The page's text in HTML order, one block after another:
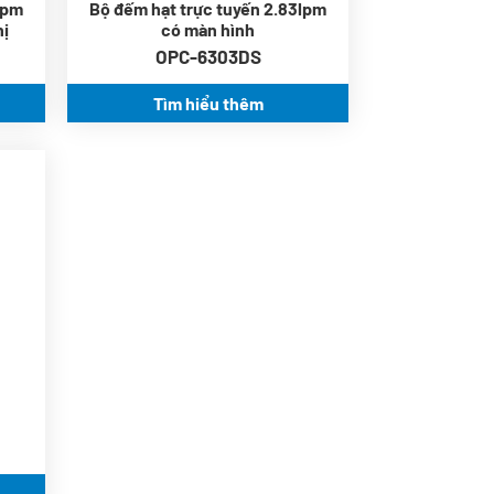
modbus rtu & mqtt.
Hiệu chỉnh hệ số hiệu
chuẩn có sẵn.
Hiển thị thời gian thực cấp
độ ISO 14644-1.
Bộ đếm hạt trực tuyến 2.83lpm
có màn hình
OPC-6303DS
Tìm hiểu thêm